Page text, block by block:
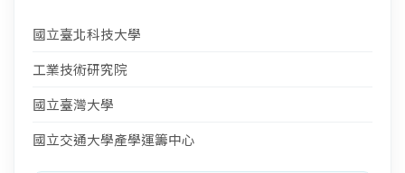
國立臺北科技大學
工業技術研究院
國立臺灣大學
國立交通大學產學運籌中心